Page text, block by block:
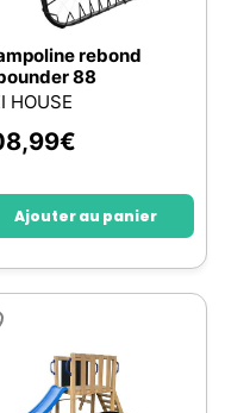
rebond
88
HOUSE
€
Ajouter au panier